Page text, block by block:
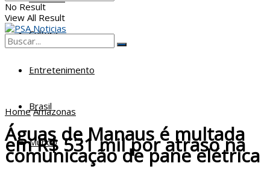
Cultura
Entretenimento
Brasil
Mundo
No Result
View All Result
View All Result
Home Amazonas
Águas de Manaus é multada
em R$ 531 mil por atraso na
comunicação de pane elétrica